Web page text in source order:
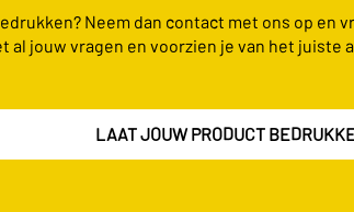
Neem dan contact met ons op en
al jouw vragen en voorzien je van het juiste
LAAT JOUW PRODUCT